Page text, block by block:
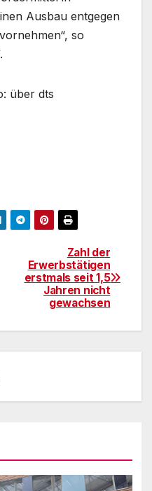
Ausbau entgegen
so
über dts
Zahl der
Erwerbstätigen
erstmals seit 1,5
Jahren nicht
gewachsen